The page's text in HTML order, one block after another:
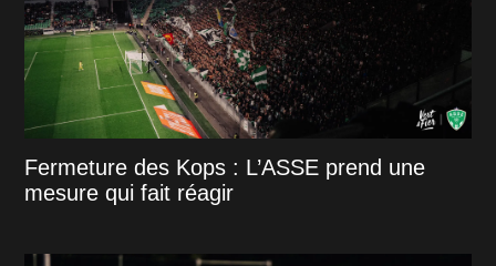
Fermeture des Kops : L’ASSE prend une
mesure qui fait réagir